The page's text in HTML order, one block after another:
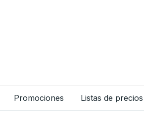
Promociones Listas de precios